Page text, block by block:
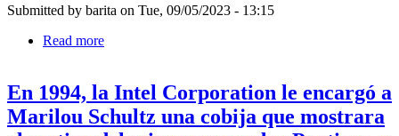
2018
norte
de
Portugal.
la
tarde,
amplió
esa
Submitted by barita on Tue, 09/05/2023 - 13:15
Read more
individuos
bajo
amenaza
En 1994, la Intel Corporation le encargó a
Marilou Schultz una cobija que mostrara